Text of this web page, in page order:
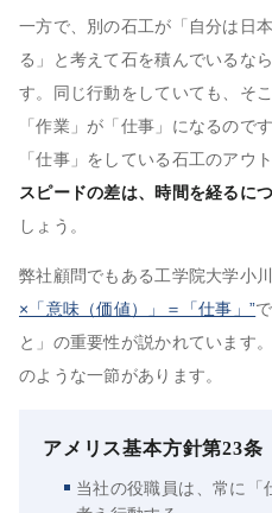
一方で、別の石工が「自分は日
る」と考えて石を積んでいるな
す。同じ行動をしていても、そ
「作業」が「仕事」になるので
「仕事」をしている石工のアウ
スピードの差は、時間を経るに
しょう。
弊社顧問でもある工学院大学小
×「意味（価値）」＝「仕事」”
と」の重要性が説かれています
のような一節があります。
アメリス基本方針第23条
当社の役職員は、常に「